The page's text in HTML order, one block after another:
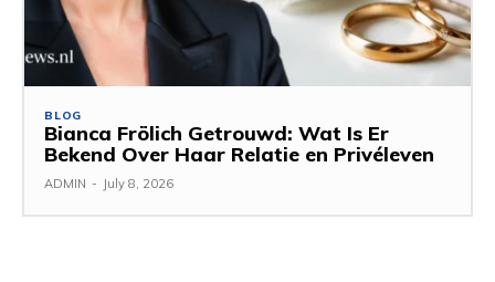
BLOG
Bianca Frölich Getrouwd: Wat Is Er
Bekend Over Haar Relatie en Privéleven
ADMIN - July 8, 2026